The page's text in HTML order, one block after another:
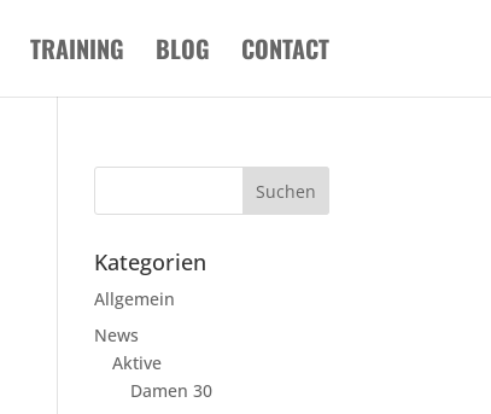
TRAINING BLOG CONTACT
Kategorien
Allgemein
News
Aktive
Damen 30